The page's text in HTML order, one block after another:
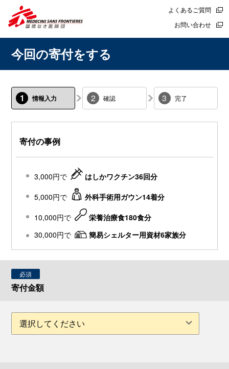
よくあるご質問
お問い合わせ
今回の寄付をする
1 情報入力 2 確認 3 完了
寄付の事例
3,000円で
はしかワクチン36回分
5,000円で
外科手術用ガウン14着分
10,000円で
栄養治療食180食分
30,000円で
簡易シェルター用資材6家族分
必須
寄付金額